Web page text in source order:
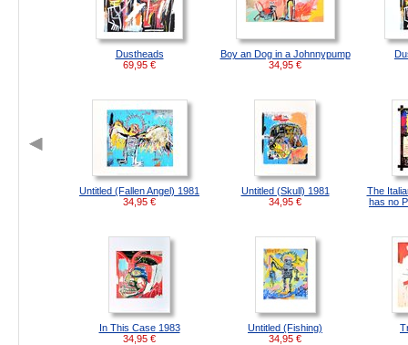
Dustheads
69,95 €
Boy an Dog in a Johnnypump
34,95 €
Untitled (Fallen Angel) 1981
34,95 €
Untitled (Skull) 1981
34,95 €
The
has no
In This Case 1983
34,95 €
Untitled (Fishing)
34,95 €